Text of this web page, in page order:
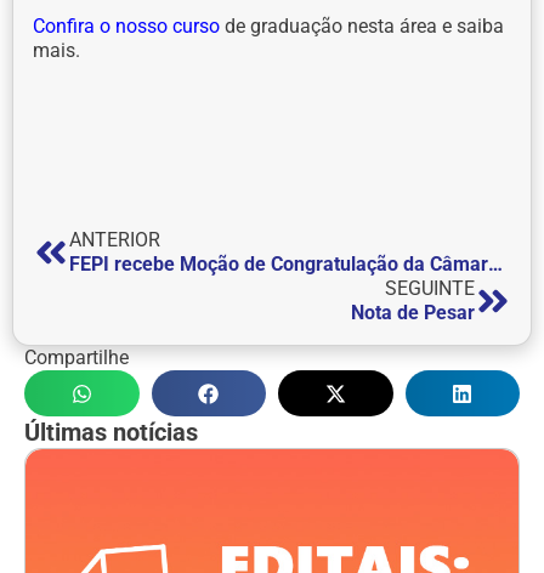
Confira o nosso curso de graduação nesta área e saiba
mais.
ANTERIOR
FEPI recebe Moção de Congratulação da Câmara Municipal de Itajubá pelos seus 60 anos de história
SEGUINTE
Nota de Pesar
Compartilhe
Últimas notícias